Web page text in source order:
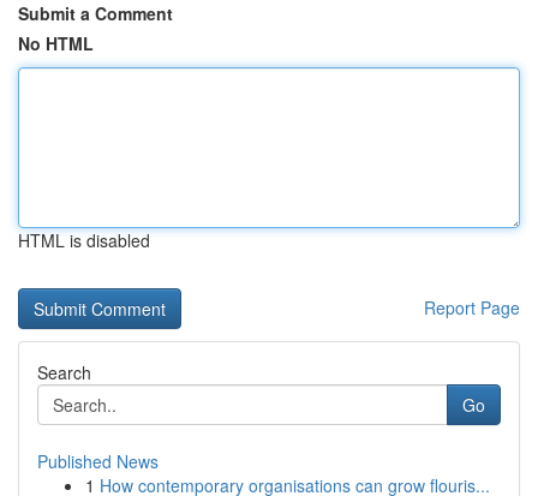
Submit a Comment
No HTML
HTML is disabled
Report Page
Search
Go
Published News
1 How contemporary organisations can grow flouris...